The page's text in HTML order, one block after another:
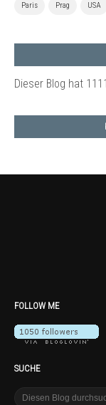
Paris Prag USA
Dieser Blog hat
FOLLOW ME
SUCHE